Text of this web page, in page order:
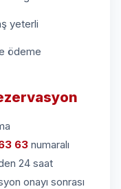
yeterli
ödeme
63 numaralı
24 saat
onayı sonrası